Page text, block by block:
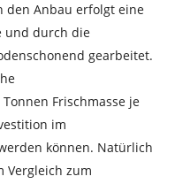
den Anbau erfolgt eine
und durch die
gearbeitet.
Frischmasse je
im
können. Natürlich
Vergleich zum